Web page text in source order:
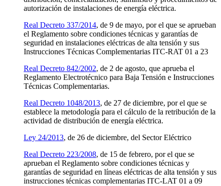
autorización de instalaciones de energía eléctrica.
Real Decreto 337/2014, de 9 de mayo, por el que se aprueban
el Reglamento sobre condiciones técnicas y garantías de
seguridad en instalaciones eléctricas de alta tensión y sus
Instrucciones Técnicas Complementarias ITC-RAT 01 a 23
Real Decreto 842/2002, de 2 de agosto, que aprueba el
Reglamento Electrotécnico para Baja Tensión e Instrucciones
Técnicas Complementarias.
Real Decreto 1048/2013, de 27 de diciembre, por el que se
establece la metodología para el cálculo de la retribución de la
actividad de distribución de energía eléctrica.
Ley 24/2013, de 26 de diciembre, del Sector Eléctrico
Real Decreto 223/2008, de 15 de febrero, por el que se
aprueban el Reglamento sobre condiciones técnicas y
garantías de seguridad en líneas eléctricas de alta tensión y sus
instrucciones técnicas complementarias ITC-LAT 01 a 09